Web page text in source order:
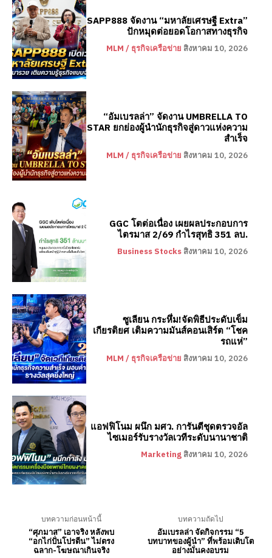
SAPP888 จัดงาน “มหาลัยเศรษฐี Extra”
ปักหมุดต่อยอดโอกาสทางธุรกิจ
MLM / ธุรกิจเครือข่าย สิงหาคม 10, 2026
“อัมเบรลล่า” จัดงาน UMBRELLA TO
STAR ยกย่องผู้นำนักธุรกิจสู่ดาวแห่งความ
สำเร็จ
MLM / ธุรกิจเครือข่าย สิงหาคม 10, 2026
GGC โตต่อเนื่อง เผยผลประกอบการ
ไตรมาส 2/69 กำไรสุทธิ 351 ลบ.
Business Stocks สิงหาคม 10, 2026
ซูเลียน กระหึ่ม!จัดพิธีประดับเข็ม
เกียรติยศ เติมความมันส์คอนเสิร์ต “โชค
รถแห่”
MLM / ธุรกิจเครือข่าย สิงหาคม 10, 2026
แอฟฟิโนม ผนึก มศว. การันตีชุดตรวจอัล
ไซเมอร์รับรางวัลเวทีระดับนานาชาติ
Marketing สิงหาคม 10, 2026
บทความก่อนหน้านี้
“ศุภมาส” เอาจริง หลังพบ
“อกไก่ปั่นโปรตีน” ไม่ตรง
ฉลาก-โฆษณาเกินจริง
บทความถัดไป
อัมเบรลล่า จัดกิจกรรม “5
บทบาทของผู้นำ” ที่พร้อมเติบโต
อย่างมั่นคงอบรม